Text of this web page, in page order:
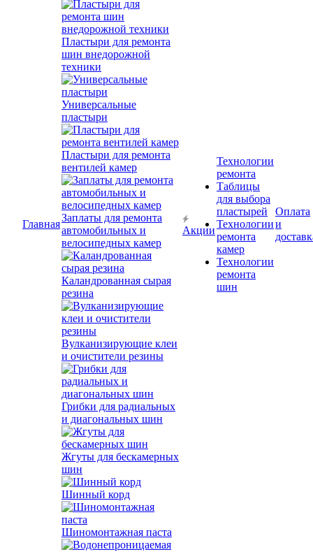
Главная
Пластыри для ремонта
шин внедорожной
техники
Универсальные
пластыри
Пластыри для ремонта
вентилей камер
Заплаты для ремонта
автомобильных и
велосипедных камер
Каландрованная сырая
резина
Вулканизирующие клеи
и очистители резины
Грибки для радиальных
и диагональных шин
Жгуты для бескамерных
шин
Шинный корд
Шиномонтажная паста
Акции
Технологии
ремонта
Таблицы
для выбора
пластырей
Технологии
ремонта
камер
Технологии
ремонта
шин
Оплата
и